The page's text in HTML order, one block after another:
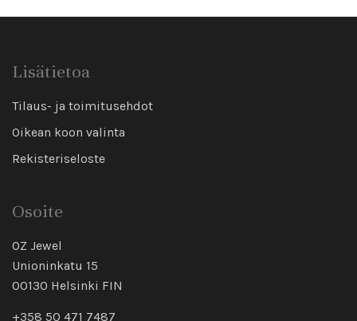
Lisätietoa
Tilaus- ja toimitusehdot
Oikean koon valinta
Rekisteriseloste
Osoite
OZ Jewel
Unioninkatu 15
00130 Helsinki FIN
+358 50 471 7487